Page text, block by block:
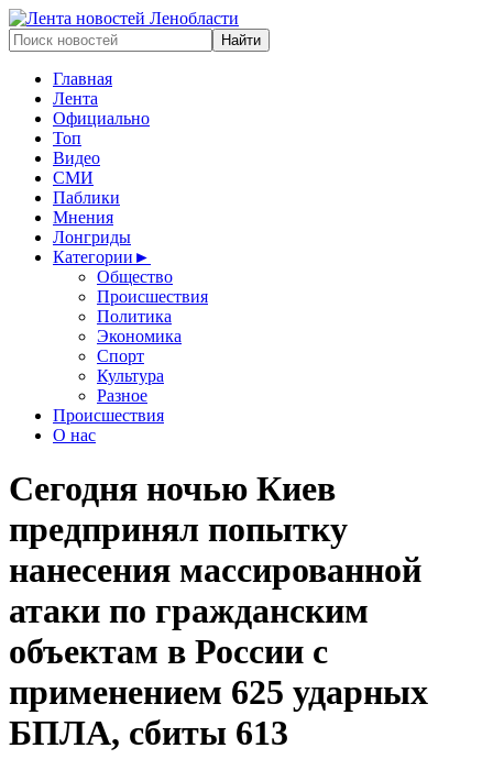
Главная
Лента
Официально
Топ
Видео
СМИ
Паблики
Мнения
Лонгриды
Категории ►
Общество
Происшествия
Политика
Экономика
Спорт
Культура
Разное
Происшествия
О нас
Сегодня ночью Киев
предпринял попытку
нанесения массированной
атаки по гражданским
объектам в России с
применением 625 ударных
БПЛА, сбиты 613